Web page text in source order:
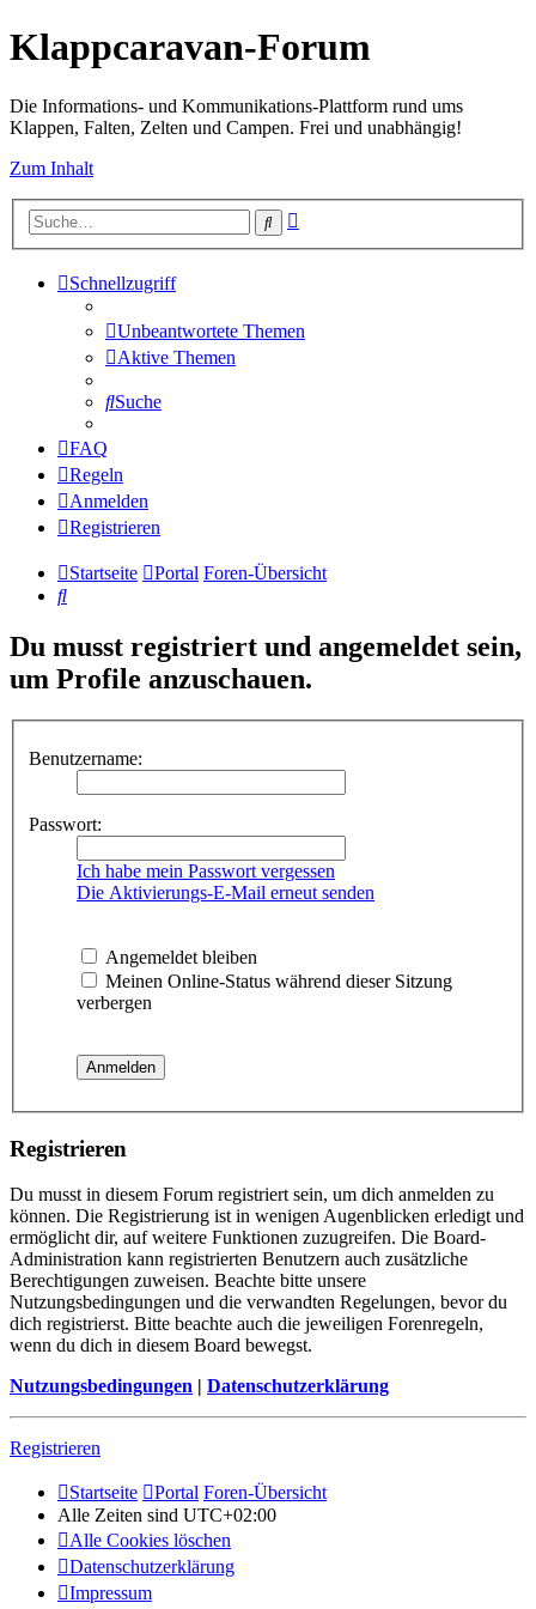
Klappcaravan-Forum
Die Informations- und Kommunikations-Plattform rund ums
Klappen, Falten, Zelten und Campen. Frei und unabhängig!
Zum Inhalt
Suche
Schnellzugriff
Unbeantwortete Themen
Aktive Themen
Suche
FAQ
Regeln
Anmelden
Registrieren
Startseite Portal Foren-Übersicht
Suche
Du musst registriert und angemeldet sein,
um Profile anzuschauen.
Benutzername:
Passwort:
Ich habe mein Passwort vergessen
Die Aktivierungs-E-Mail erneut senden
Angemeldet bleiben
Meinen Online-Status während dieser Sitzung
verbergen
Registrieren
Du musst in diesem Forum registriert sein, um dich anmelden zu
können. Die Registrierung ist in wenigen Augenblicken erledigt und
ermöglicht dir, auf weitere Funktionen zuzugreifen. Die Board-
Administration kann registrierten Benutzern auch zusätzliche
Berechtigungen zuweisen. Beachte bitte unsere
Nutzungsbedingungen und die verwandten Regelungen, bevor du
dich registrierst. Bitte beachte auch die jeweiligen Forenregeln,
wenn du dich in diesem Board bewegst.
Nutzungsbedingungen | Datenschutzerklärung
Registrieren
Startseite Portal Foren-Übersicht
Alle Zeiten sind UTC+02:00
Alle Cookies löschen
Datenschutzerklärung
Impressum